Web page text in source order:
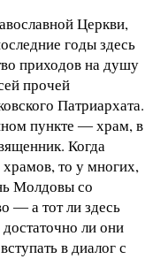
Церкви,
годы здесь
приходов на душу
прочей
Патриархата.
пункте ― храм, в
Когда
храмов, то у многих,
Молдовы со
― а тот ли здесь
ли они
в диалог с